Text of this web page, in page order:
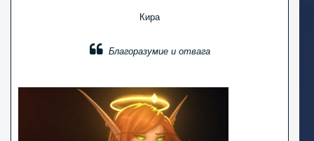
Кира
Благоразумие и отвага